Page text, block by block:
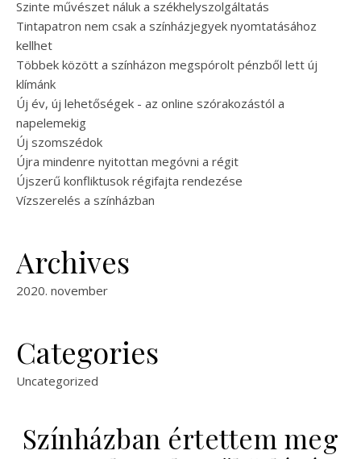
Szinte művészet náluk a székhelyszolgáltatás
Tintapatron nem csak a színházjegyek nyomtatásához
kellhet
Többek között a színházon megspórolt pénzből lett új
klímánk
Új év, új lehetőségek - az online szórakozástól a
napelemekig
Új szomszédok
Újra mindenre nyitottan megóvni a régit
Újszerű konfliktusok régifajta rendezése
Vízszerelés a színházban
Archives
2020. november
Categories
Uncategorized
Színházban értettem meg